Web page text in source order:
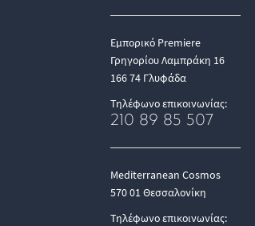
Εμπορικό Premiere
Γρηγορίου Λαμπράκη 16
166 74 Γλυφάδα
Τηλέφωνο επικοινωνίας:
210 89 85 507
Mediterranean Cosmos
570 01 Θεσσαλονίκη
Τηλέφωνο επικοινωνίας: